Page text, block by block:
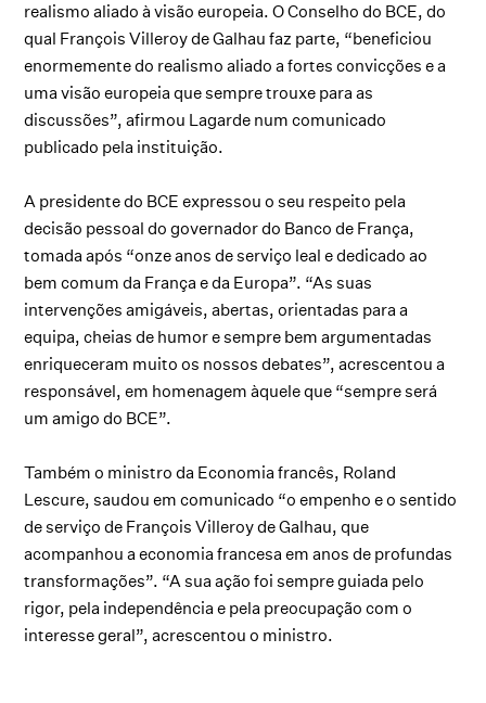
realismo aliado à visão europeia. O Conselho do BCE, do
qual François Villeroy de Galhau faz parte, “beneficiou
enormemente do realismo aliado a fortes convicções e a
uma visão europeia que sempre trouxe para as
discussões”, afirmou Lagarde num comunicado
publicado pela instituição.
A presidente do BCE expressou o seu respeito pela
decisão pessoal do governador do Banco de França,
tomada após “onze anos de serviço leal e dedicado ao
bem comum da França e da Europa”. “As suas
intervenções amigáveis, abertas, orientadas para a
equipa, cheias de humor e sempre bem argumentadas
enriqueceram muito os nossos debates”, acrescentou a
responsável, em homenagem àquele que “sempre será
um amigo do BCE”.
Também o ministro da Economia francês, Roland
Lescure, saudou em comunicado “o empenho e o sentido
de serviço de François Villeroy de Galhau, que
acompanhou a economia francesa em anos de profundas
transformações”. “A sua ação foi sempre guiada pelo
rigor, pela independência e pela preocupação com o
interesse geral”, acrescentou o ministro.